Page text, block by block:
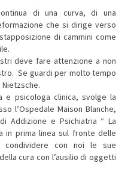
di una curva, di una
che si dirige verso
di cammini come
deve fare attenzione a non
Se guardi per molto tempo
Nietzsche.
e psicologa clinica, svolge la
l’Ospedale Maison Blanche,
Addizione e Psichiatria “ La
in prima linea sul fronte delle
condividere con noi le sue
cura con l’ausilio di oggetti